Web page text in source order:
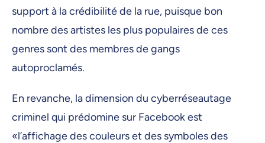
support à la crédibilité de la rue, puisque bon
nombre des artistes les plus populaires de ces
genres sont des membres de gangs
autoproclamés.
En revanche, la dimension du cyberréseautage
criminel qui prédomine sur Facebook est
«l’affichage des couleurs et des symboles des